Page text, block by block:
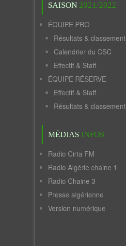
SAISON 2021/2022
ÉQUIPE PRO
Résultats & classement
Calendrier du CSC
Effectif & Staff
ÉQUIPE RÉSERVE
Effectif & Staff
Résultats & classement
MÉDIAS INFOS
Radio Cirta FM
Radio Algérie chaine 1
Radio Chaine 3
Presse algérienne
Version numérique